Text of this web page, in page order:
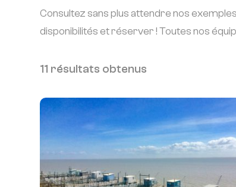
Consultez sans plus attendre nos
disponibilités et réserver ! Toutes nos
11 résultats obtenus